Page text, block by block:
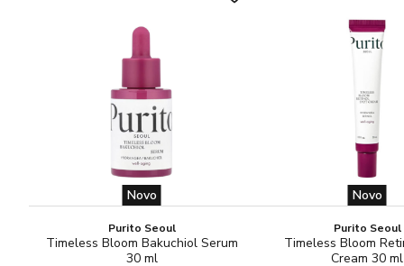
Novo
Purito Seoul
Timeless Bloom Bakuchiol Serum
30 ml
Novo
Purito Seoul
Timeless Bloom
Cream 30 ml